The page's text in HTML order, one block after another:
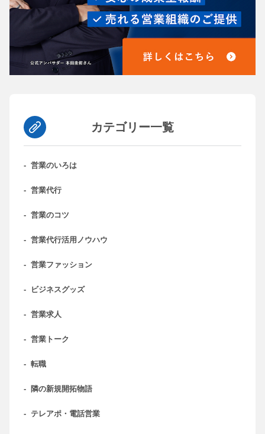
カテゴリー一覧
- 営業のいろは
- 営業代行
- 営業のコツ
- 営業代行活用ノウハウ
- 営業ファッション
- ビジネスグッズ
- 営業求人
- 営業トーク
- 転職
- 隣の新規開拓物語
- テレアポ・電話営業